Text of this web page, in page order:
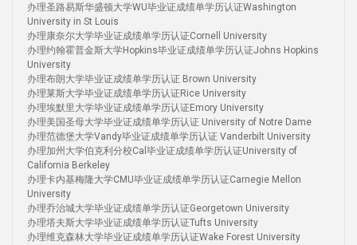
办理圣路易斯华盛顿大学WU毕业证成绩单学历认证Washington
University in St Louis
办理康奈尔大学毕业证成绩单学历认证Cornell University
办理约翰霍普金斯大学Hopkins毕业证成绩单学历认证Johns Hopkins
University
办理布朗大学毕业证成绩单学历认证 Brown University
办理莱斯大学毕业证成绩单学历认证Rice University
办理埃默里大学毕业证成绩单学历认证Emory University
办理美国圣母大学毕业证成绩单学历认证 University of Notre Dame
办理范德堡大学Vandy毕业证成绩单学历认证 Vanderbilt University
办理加州大学伯克利分校Cal毕业证成绩单学历认证University of
California Berkeley
办理卡内基梅隆大学CMU毕业证成绩单学历认证Carnegie Mellon
University
办理乔治城大学毕业证成绩单学历认证Georgetown University
办理塔夫斯大学毕业证成绩单学历认证Tufts University
办理维克森林大学毕业证成绩单学历认证Wake Forest University